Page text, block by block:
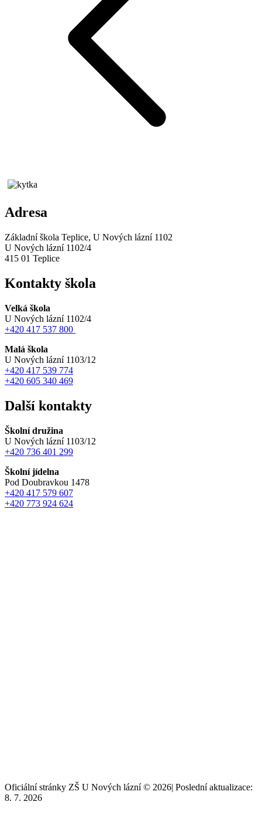
Adresa
Základní škola Teplice, U Nových lázní 1102
U Nových lázní 1102/4
415 01 Teplice
Kontakty škola
Velká škola
U Nových lázní 1102/4
+420 417 537 800
Malá škola
U Nových lázní 1103/12
+420 417 539 774
+420 605 340 469
Další kontakty
Školní družina
U Nových lázní 1103/12
+420 736 401 299
Školní jídelna
Pod Doubravkou 1478
+420 417 579 607
+420 773 924 624
Oficiální stránky ZŠ U Nových lázní © 2026| Poslední aktualizace:
8. 7. 2026